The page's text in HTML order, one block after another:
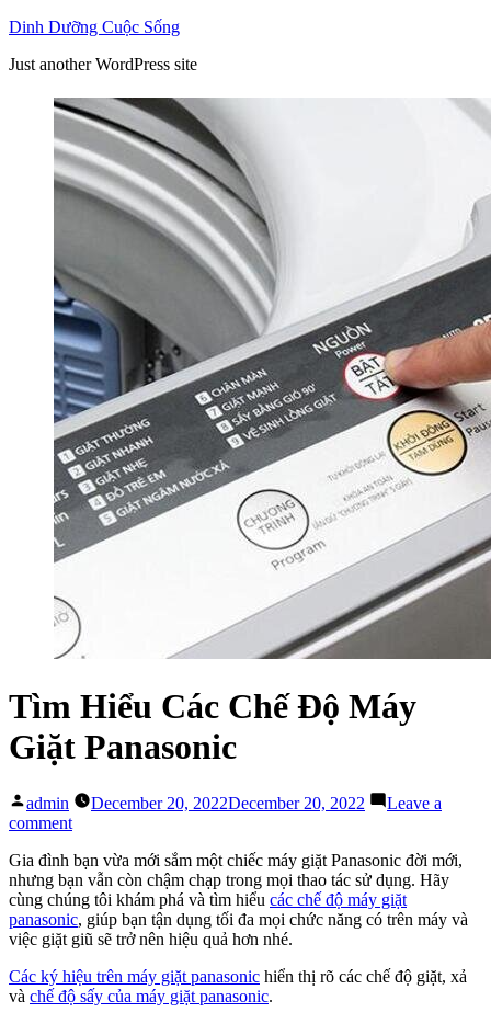
Skip
content
Dinh Dưỡng Cuộc Sống
Just another WordPress site
Tìm Hiểu Các Chế Độ Máy
Giặt Panasonic
Posted
by
admin December 20, 2022December 20, 2022
Leave a
commenton
Hiểu
Các
Chế
Độ
Máy
Panasonic
Gia đình bạn vừa mới sắm một chiếc máy giặt Panasonic đời mới,
nhưng bạn vẫn còn chậm chạp trong mọi thao tác sử dụng. Hãy
cùng chúng tôi khám phá và tìm hiểu các chế độ máy giặt
panasonic, giúp bạn tận dụng tối đa mọi chức năng có trên máy và
việc giặt giũ sẽ trở nên hiệu quả hơn nhé.
Các ký hiệu trên máy giặt panasonic hiển thị rõ các chế độ giặt, xả
và chế độ sấy của máy giặt panasonic.